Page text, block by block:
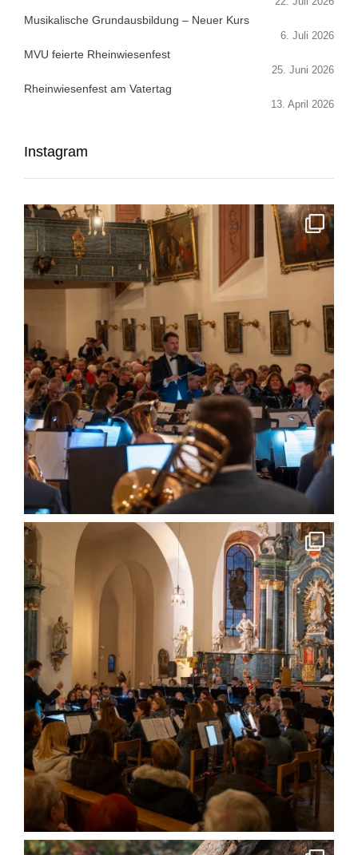
Musikalische Grundausbildung – Neuer Kurs
6. Juli 2026
MVU feierte Rheinwiesenfest
25. Juni 2026
Rheinwiesenfest am Vatertag
13. April 2026
Instagram